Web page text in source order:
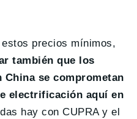
precios mínimos,
también que los
se comprometan
electrificación aquí en
hay con CUPRA y el